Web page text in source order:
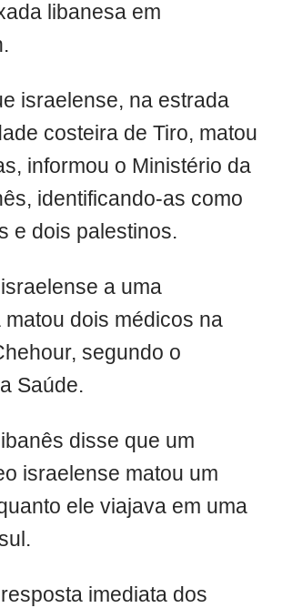
libanesa em
israelense, na estrada
costeira de Tiro, matou
informou o Ministério da
identificando-as como
e dois palestinos.
a uma
matou dois médicos na
segundo o
Saúde.
disse que um
israelense matou um
ele viajava em uma
imediata dos